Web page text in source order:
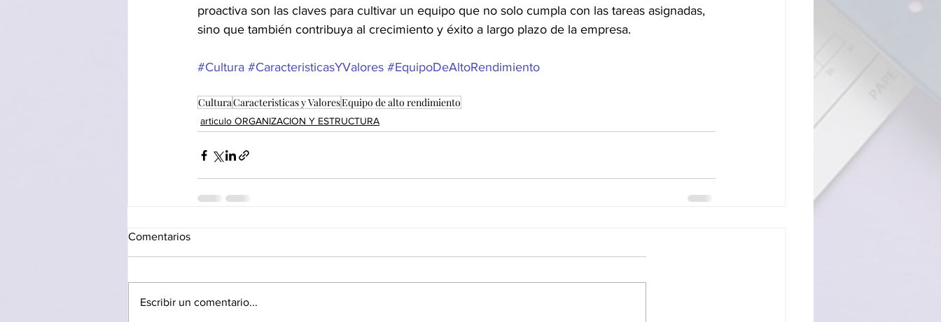
proactiva son las claves para cultivar un equipo que no solo cumpla con las tareas asignadas,
sino que también contribuya al crecimiento y éxito a largo plazo de la empresa.
#Cultura #CaracteristicasYValores #EquipoDeAltoRendimiento
CulturaCaracteristicas y ValoresEquipo de alto rendimiento
articulo ORGANIZACION Y ESTRUCTURA
Comentarios
Escribir un comentario...